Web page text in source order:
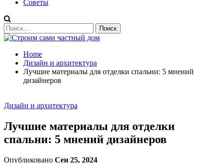
Советы
Home
Дизайн и архитектура
Лучшие материалы для отделки спальни: 5 мнений
дизайнеров
Дизайн и архитектура
Лучшие материалы для отделки
спальни: 5 мнений дизайнеров
Опубликовано Сен 25, 2024